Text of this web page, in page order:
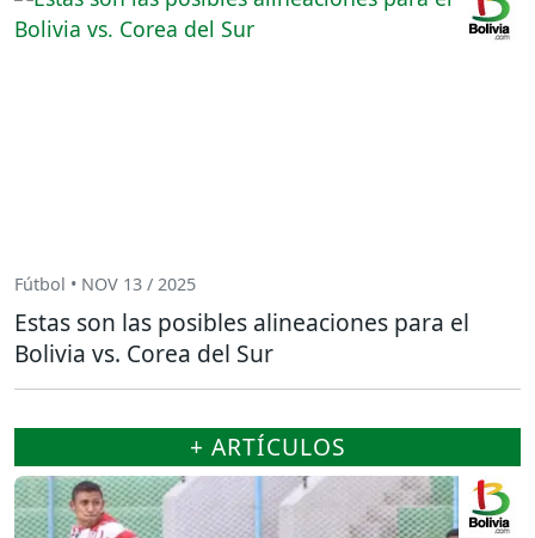
Fútbol • NOV 13 / 2025
Estas son las posibles alineaciones para el
Bolivia vs. Corea del Sur
+ ARTÍCULOS